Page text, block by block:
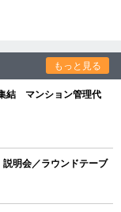
もっと見る
結 マンション管理代
明会／ラウンドテーブ